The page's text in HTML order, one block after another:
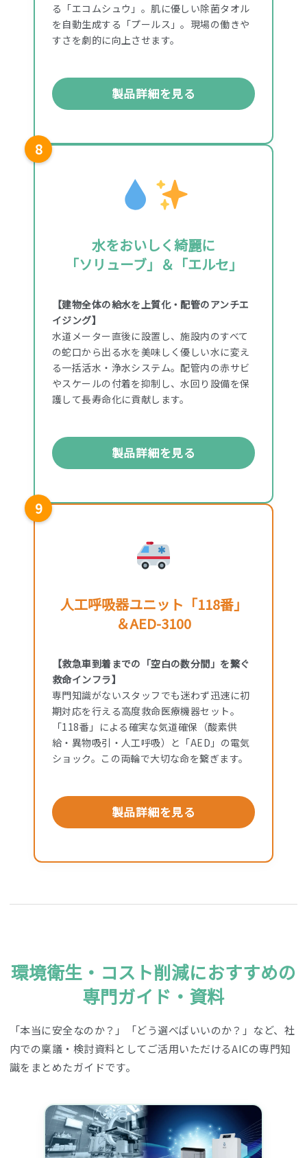
る「エコムシュウ」。肌に優しい除菌タオル
を自動生成する「プールス」。現場の働きや
すさを劇的に向上させます。
製品詳細を見る
8
水をおいしく綺麗に
「ソリューブ」＆「エルセ」
【建物全体の給水を上質化・配管のアンチエ
イジング】
水道メーター直後に設置し、施設内のすべて
の蛇口から出る水を美味しく優しい水に変え
る一括活水・浄水システム。配管内の赤サビ
やスケールの付着を抑制し、水回り設備を保
護して長寿命化に貢献します。
製品詳細を見る
9
人工呼吸器ユニット「118番」
＆AED-3100
【救急車到着までの「空白の数分間」を繋ぐ
救命インフラ】
専門知識がないスタッフでも迷わず迅速に初
期対応を行える高度救命医療機器セット。
「118番」による確実な気道確保（酸素供
給・異物吸引・人工呼吸）と「AED」の電気
ショック。この両輪で大切な命を繋ぎます。
製品詳細を見る
環境衛生・コスト削減におすすめの
専門ガイド・資料
「本当に安全なのか？」「どう選べばいいのか？」など、社
内での稟議・検討資料としてご活用いただけるAICの専門知
識をまとめたガイドです。